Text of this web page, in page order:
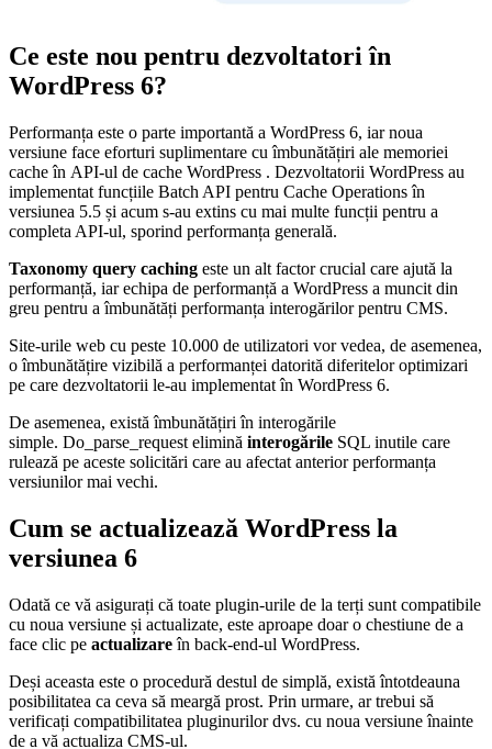
Ce este nou pentru dezvoltatori în
WordPress 6?
Performanța este o parte importantă a WordPress 6, iar noua
versiune face eforturi suplimentare cu îmbunătățiri ale memoriei
cache în API-ul de cache WordPress . Dezvoltatorii WordPress au
implementat funcțiile Batch API pentru Cache Operations în
versiunea 5.5 și acum s-au extins cu mai multe funcții pentru a
completa API-ul, sporind performanța generală.
Taxonomy query caching este un alt factor crucial care ajută la
performanță, iar echipa de performanță a WordPress a muncit din
greu pentru a îmbunătăți performanța interogărilor pentru CMS.
Site-urile web cu peste 10.000 de utilizatori vor vedea, de asemenea,
o îmbunătățire vizibilă a performanței datorită diferitelor optimizari
pe care dezvoltatorii le-au implementat în WordPress 6.
De asemenea, există îmbunătățiri în interogările
simple. Do_parse_request elimină interogările SQL inutile care
rulează pe aceste solicitări care au afectat anterior performanța
versiunilor mai vechi.
Cum se actualizează WordPress la
versiunea 6
Odată ce vă asigurați că toate plugin-urile de la terți sunt compatibile
cu noua versiune și actualizate, este aproape doar o chestiune de a
face clic pe actualizareîn back-end-ul WordPress.
Deși aceasta este o procedură destul de simplă, există întotdeauna
posibilitatea ca ceva să meargă prost. Prin urmare, ar trebui să
verificați compatibilitatea pluginurilor dvs. cu noua versiune înainte
de a vă actualiza CMS-ul.